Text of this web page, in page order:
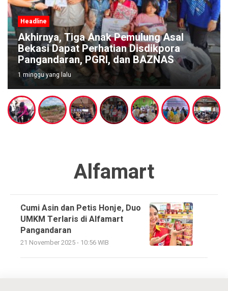
Headline
Akhirnya, Tiga Anak Pemulung Asal
Bekasi Dapat Perhatian Disdikpora
Pangandaran, PGRI, dan BAZNAS
1 minggu yang lalu
Alfamart
Cumi Asin dan Petis Honje, Duo
UMKM Terlaris di Alfamart
Pangandaran
21 November 2025 - 10:56 WIB